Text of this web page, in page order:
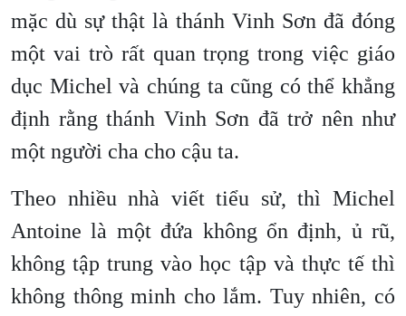
mặc dù sự thật là thánh Vinh Sơn đã đóng
một vai trò rất quan trọng trong việc giáo
dục Michel và chúng ta cũng có thể khẳng
định rằng thánh Vinh Sơn đã trở nên như
một người cha cho cậu ta.
Theo nhiều nhà viết tiểu sử, thì Michel
Antoine là một đứa không ổn định, ủ rũ,
không tập trung vào học tập và thực tế thì
không thông minh cho lắm. Tuy nhiên, có